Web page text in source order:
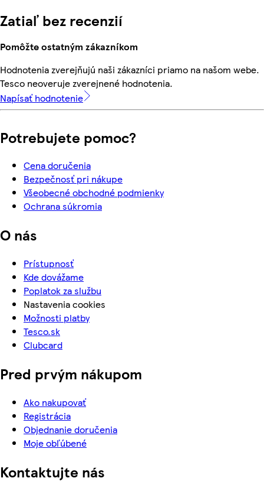
Zatiaľ bez recenzií
Pomôžte ostatným zákazníkom
Hodnotenia zverejňujú naši zákazníci priamo na našom webe.
Tesco neoveruje zverejnené hodnotenia.
Napísať hodnotenie
Potrebujete pomoc?
Cena doručenia
Bezpečnosť pri nákupe
Všeobecné obchodné podmienky
Ochrana súkromia
O nás
Prístupnosť
Kde dovážame
Poplatok za službu
Nastavenia cookies
Možnosti platby
Tesco.sk
Clubcard
Pred prvým nákupom
Ako nakupovať
Registrácia
Objednanie doručenia
Moje obľúbené
Kontaktujte nás